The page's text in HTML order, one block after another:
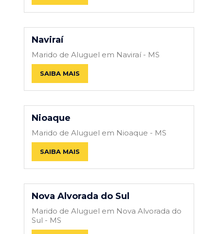
Naviraí
Marido de Aluguel em Naviraí - MS
SAIBA MAIS
Nioaque
Marido de Aluguel em Nioaque - MS
SAIBA MAIS
Nova Alvorada do Sul
Marido de Aluguel em Nova Alvorada do
Sul - MS